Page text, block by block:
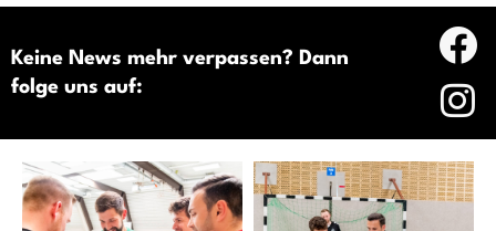
Keine News mehr verpassen? Dann
folge uns auf: